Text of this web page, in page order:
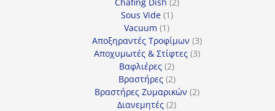
Sous Vide 11
Vacuum 11
προϊόν
Αποξηραντές Τροφίμων 33
προϊόντα
Αποχυμωτές & Στίφτες 33
Βαφλιέρες 22
προϊόντα
Βραστήρες 22
προϊόντα
Βραστήρες Ζυμαρικών 22
Διανεμητές 22